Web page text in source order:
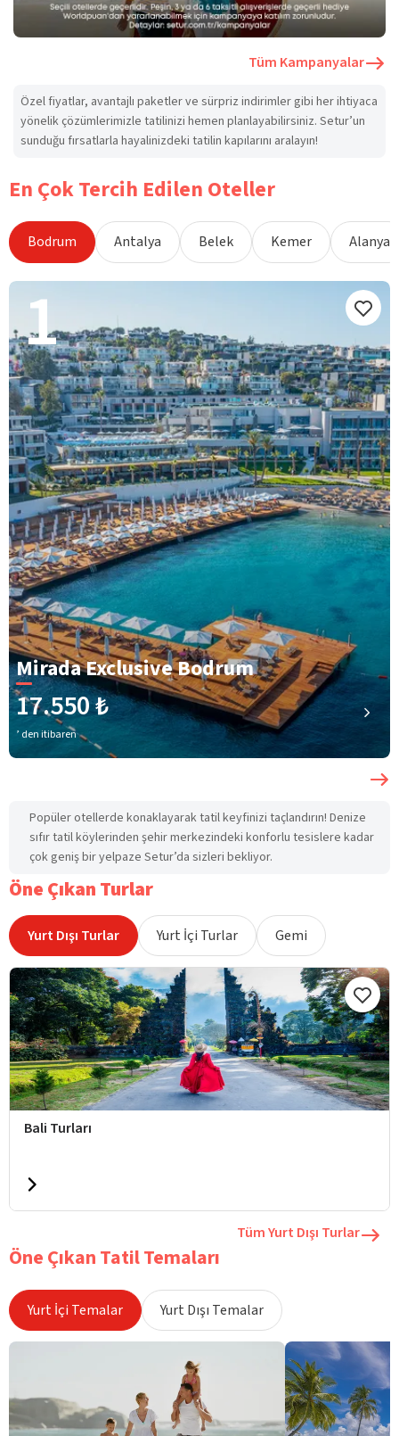
Tüm Kampanyalar
Özel fiyatlar, avantajlı paketler ve sürpriz indirimler gibi her ihtiyaca
yönelik çözümlerimizle tatilinizi hemen planlayabilirsiniz. Setur’un
sunduğu fırsatlarla hayalinizdeki tatilin kapılarını aralayın!
En Çok Tercih Edilen Oteller
Bodrum Antalya Belek Kemer Alanya
1
Mirada Exclusive Bodrum
17.550 ₺
’ den itibaren
Popüler otellerde konaklayarak tatil keyfinizi taçlandırın! Denize
sıfır tatil köylerinden şehir merkezindeki konforlu tesislere kadar
çok geniş bir yelpaze Setur’da sizleri bekliyor.
Öne Çıkan Turlar
Yurt Dışı Turlar Yurt İçi Turlar Gemi
Bali Turları
Tüm Yurt Dışı Turlar
Öne Çıkan Tatil Temaları
Yurt İçi Temalar Yurt Dışı Temalar